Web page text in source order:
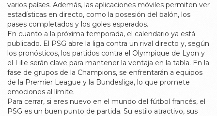
varios países. Además, las aplicaciones móviles permiten ver
estadísticas en directo, como la posesión del balón, los
pases completados y los goles esperados.
En cuanto a la próxima temporada, el calendario ya está
publicado. El PSG abre la liga contra un rival directo y, según
los pronósticos, los partidos contra el Olympique de Lyon y
el Lille serán clave para mantener la ventaja en la tabla. En la
fase de grupos de la Champions, se enfrentarán a equipos
de la Premier League y la Bundesliga, lo que promete
emociones al límite.
Para cerrar, si eres nuevo en el mundo del fútbol francés, el
PSG es un buen punto de partida. Su estilo atractivo, sus